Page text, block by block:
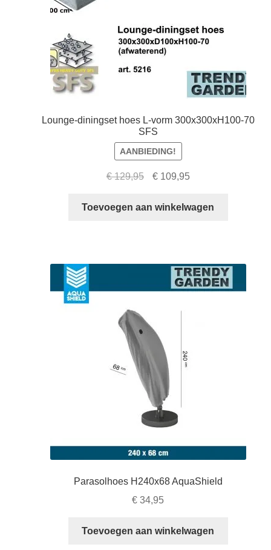
Lounge-diningset hoes L-vorm 300x300xH100-70
SFS
AANBIEDING!
€129,95
Oorspronkelijke
was:
€109,95Huidige
is:
Toevoegen aan winkelwagen
Parasolhoes H240x68 AquaShield
€ 34,95
Toevoegen aan winkelwagen